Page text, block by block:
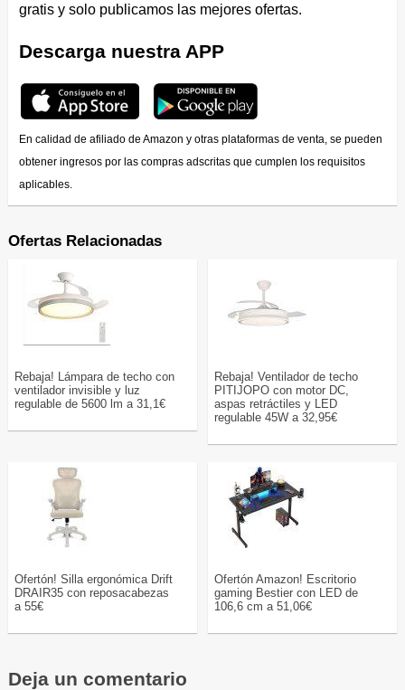
gratis y solo publicamos las mejores ofertas.
Descarga nuestra APP
En calidad de afiliado de Amazon y otras plataformas de venta, se pueden
obtener ingresos por las compras adscritas que cumplen los requisitos
aplicables.
Ofertas Relacionadas
Rebaja! Lámpara de techo con
ventilador invisible y luz
regulable de 5600 lm a 31,1€
Rebaja! Ventilador de techo
PITIJOPO con motor DC,
aspas retráctiles y LED
regulable 45W a 32,95€
Ofertón! Silla ergonómica Drift
DRAIR35 con reposacabezas
a 55€
Ofertón Amazon! Escritorio
gaming Bestier con LED de
106,6 cm a 51,06€
Deja un comentario